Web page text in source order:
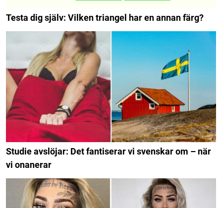
Testa dig själv: Vilken triangel har en annan färg?
Studie avslöjar: Det fantiserar vi svenskar om – när
vi onanerar